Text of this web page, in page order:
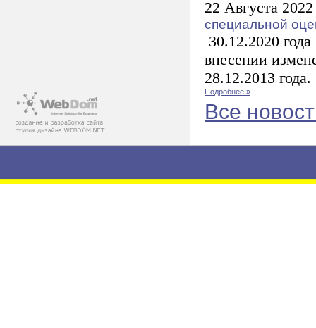
22 Августа 2022
специальной
30.12.2020
внесении
28.12.2013 года.
Подробнее »
Все